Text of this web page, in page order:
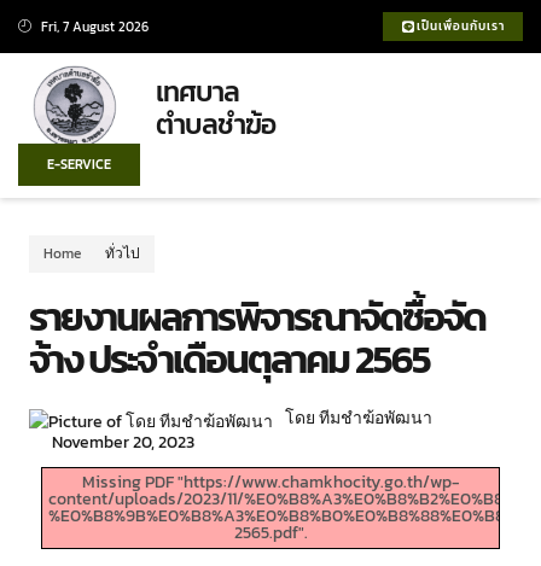
Fri, 7 August 2026 เป็นเพื่อนกับเรา
เทศบาล
ตำบลชำฆ้อ
E-SERVICE
Home ทั่วไป
รายงานผลการพิจารณาจัดซื้อจัด
จ้าง ประจำเดือนตุลาคม 2565
โดย ทีมชำฆ้อพัฒนา
November 20, 2023
Missing PDF "https://www.chamkhocity.go.th/wp-
content/uploads/2023/11/
2565.pdf".